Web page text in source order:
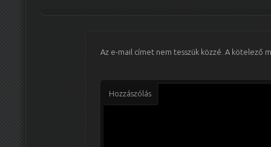
Az e-mail címet nem tesszük közzé. A kötelező
Hozzászólás